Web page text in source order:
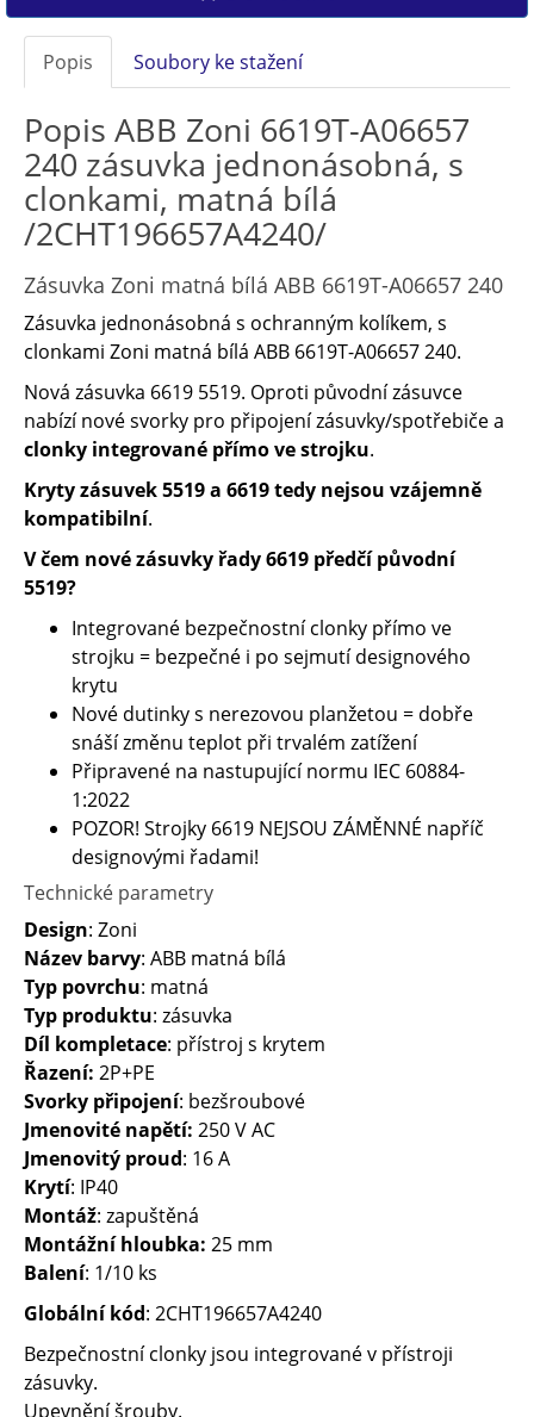
Popis Soubory ke stažení
Popis ABB Zoni 6619T-A06657
240 zásuvka jednonásobná, s
clonkami, matná bílá
/2CHT196657A4240/
Zásuvka Zoni matná bílá ABB 6619T-A06657 240
Zásuvka jednonásobná s ochranným kolíkem, s
clonkami Zoni matná bílá ABB 6619T-A06657 240.
Nová zásuvka ​6619 5519. Oproti původní zásuvce
nabízí nové svorky pro připojení zásuvky/spotřebiče a ​
clonky integrované přímo ve strojku. ​
Kryty zásuvek 5519 a 6619 tedy nejsou vzájemně
kompatibilní.
V čem nové zásuvky řady 6619 předčí původní
5519?
Integrované bezpečnostní clonky přímo ve
strojku = bezpečné i po sejmutí designového
krytu
Nové dutinky s nerezovou planžetou = dobře
snáší změnu teplot při trvalém zatížení
Připravené na nastupující normu IEC 60884-
1:2022
POZOR! Strojky 6619 NEJSOU ZÁMĚNNÉ napříč
designovými řadami!
Technické parametry
Design: Zoni
Název barvy: ABB matná bílá
Typ povrchu: matná
Typ produktu: zásuvka
Díl kompletace: přístroj s krytem
Řazení: 2P+PE
Svorky připojení: bezšroubové
Jmenovité napětí: 250 V AC
Jmenovitý proud: 16 A
Krytí: IP40
Montáž: zapuštěná
Montážní hloubka: 25 mm
Balení: 1/10 ks
Globální kód: 2CHT196657A4240
Bezpečnostní clonky jsou integrované v přístroji
zásuvky.
Upevnění šrouby.